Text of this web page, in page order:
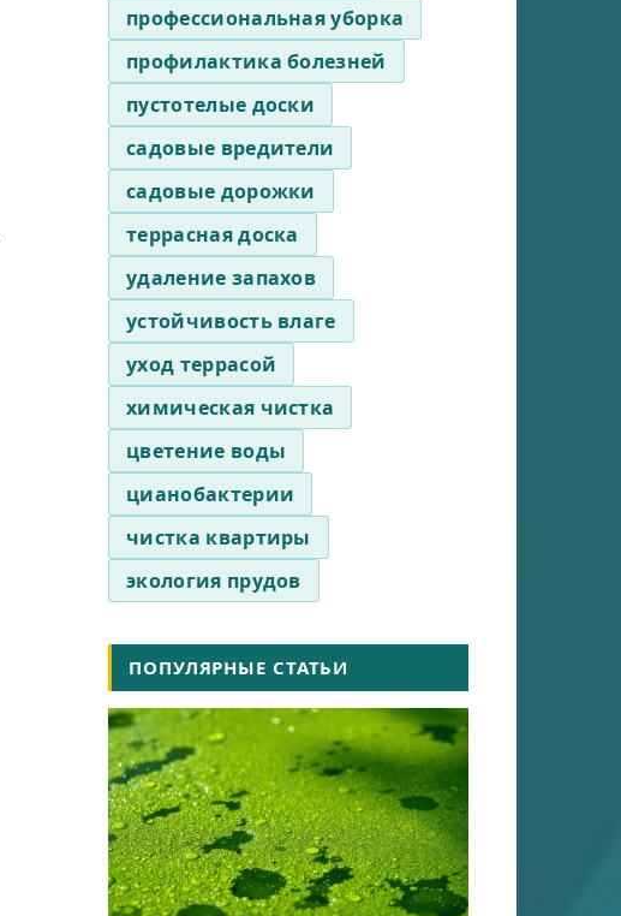
профессиональная уборка
профилактика болезней
пустотелые доски
садовые вредители
садовые дорожки
террасная доска
удаление запахов
устойчивость влаге
уход террасой
химическая чистка
цветение воды
цианобактерии
чистка квартиры
экология прудов
ПОПУЛЯРНЫЕ СТАТЬИ